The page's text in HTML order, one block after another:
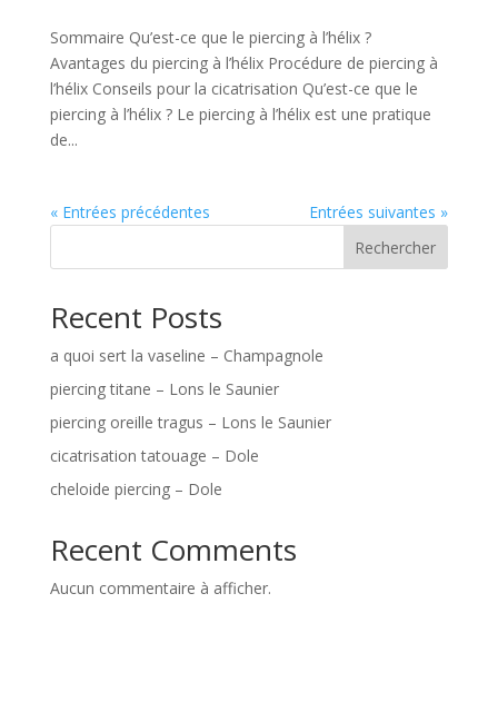
Sommaire Qu’est-ce que le piercing à l’hélix ?
Avantages du piercing à l’hélix Procédure de piercing à
l’hélix Conseils pour la cicatrisation Qu’est-ce que le
piercing à l’hélix ? Le piercing à l’hélix est une pratique
de...
« Entrées précédentes
Entrées suivantes »
Rechercher
Recent Posts
a quoi sert la vaseline – Champagnole
piercing titane – Lons le Saunier
piercing oreille tragus – Lons le Saunier
cicatrisation tatouage – Dole
cheloide piercing – Dole
Recent Comments
Aucun commentaire à afficher.